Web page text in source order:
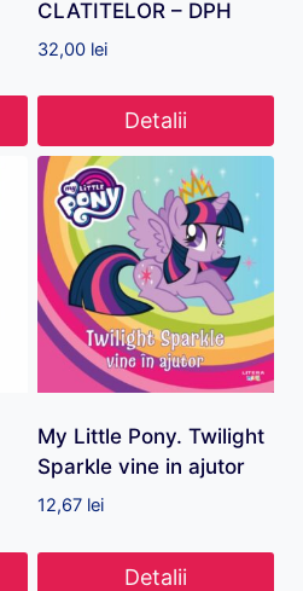
CLATITELOR – DPH
32,00 lei
Detalii
My Little Pony. Twilight
Sparkle vine in ajutor
12,67 lei
Detalii